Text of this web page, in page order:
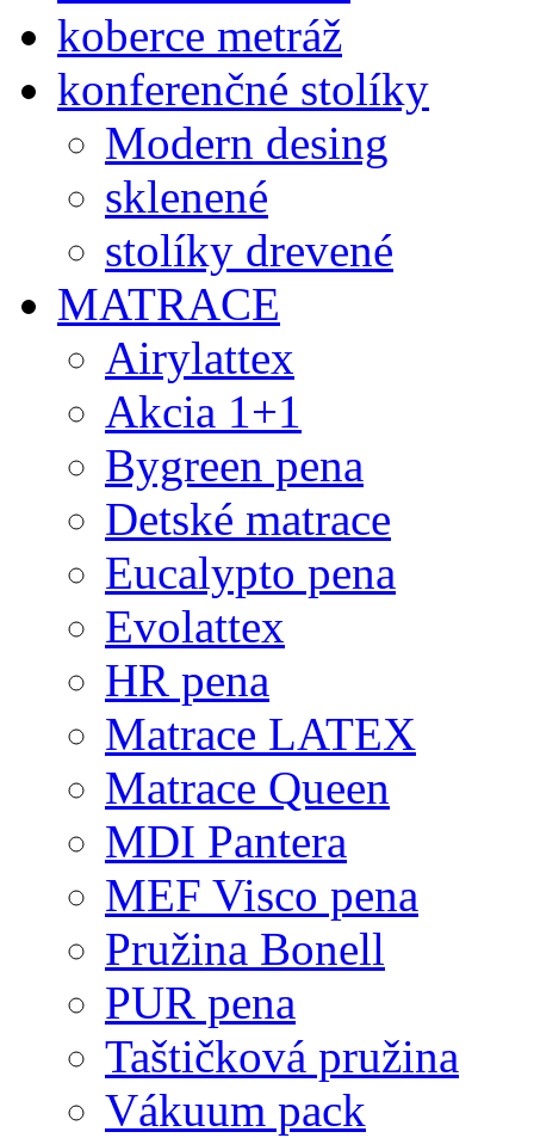
koberce metráž
konferenčné stolíky
Modern desing
sklenené
stolíky drevené
MATRACE
Airylattex
Akcia 1+1
Bygreen pena
Detské matrace
Eucalypto pena
Evolattex
HR pena
Matrace LATEX
Matrace Queen
MDI Pantera
MEF Visco pena
Pružina Bonell
PUR pena
Taštičková pružina
Vákuum pack